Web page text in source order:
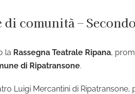
comunità –
la Rassegna Teatrale Ripana,
di Ripatransone.
Luigi Mercantini di